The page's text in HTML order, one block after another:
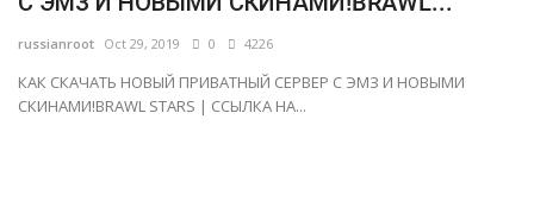
russianroot Oct 29, 2019 0 4226
КАК СКАЧАТЬ НОВЫЙ ПРИВАТНЫЙ СЕРВЕР С ЭМЗ И НОВЫМИ
СКИНАМИ!BRAWL STARS | ССЫЛКА НА...